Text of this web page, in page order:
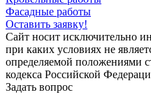
Фасадные работы
Оставить заявку!
Сайт носит исключительно
при каких условиях не
определяемой положениями
кодекса Российской
Задать вопрос